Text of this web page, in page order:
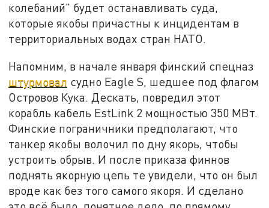
колебаний" будет останавливать суда,
которые якобы причастны к инцидентам в
территориальных водах стран НАТО.
Напомним, в начале января финский спецназ
штурмовал судно Eagle S, шедшее под флагом
Островов Кука. Дескать, повредил этот
корабль кабель EstLink 2 мощностью 350 МВт.
Финские пограничники предполагают, что
танкер якобы волочил по дну якорь, чтобы
устроить обрыв. И после приказа финнов
поднять якорную цепь те увидели, что он был
вроде как без того самого якоря. И сделано